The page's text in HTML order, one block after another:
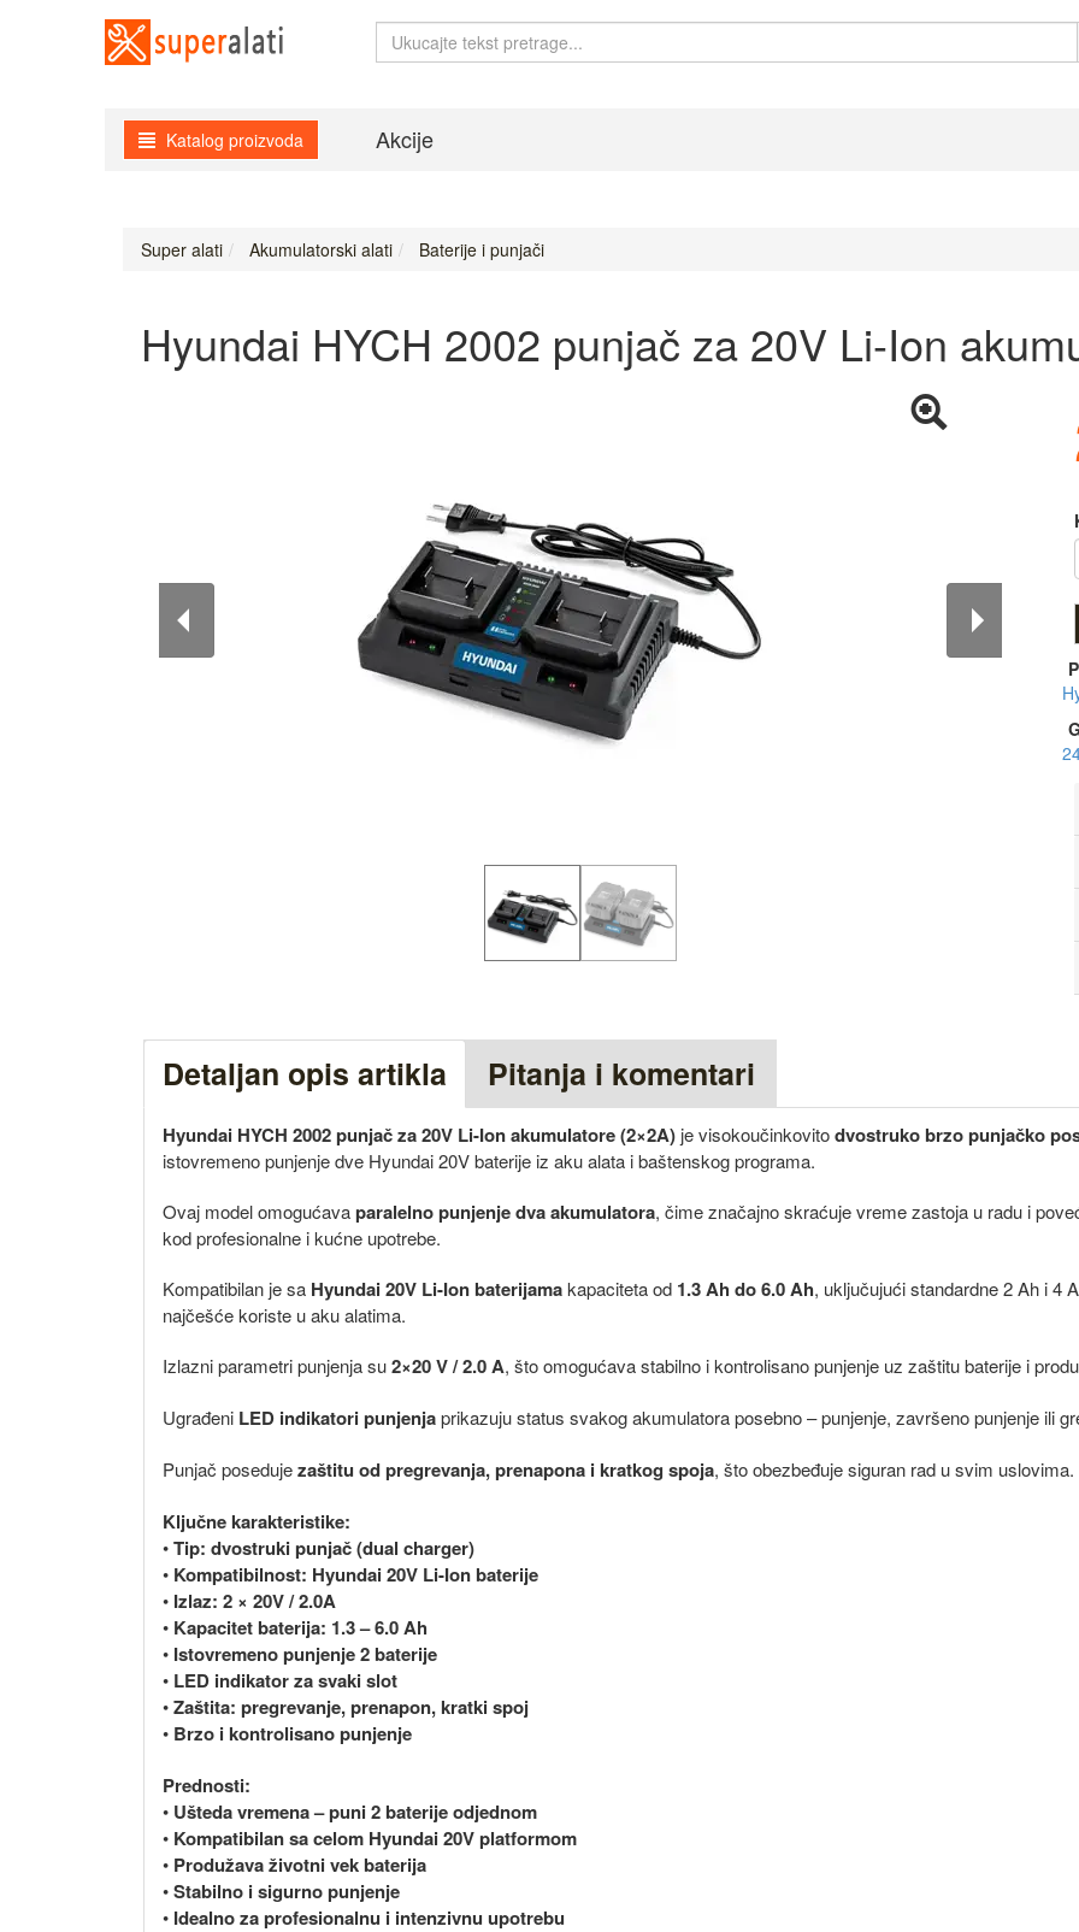
Katalog proizvoda Akcije
Super alati Akumulatorski alati Baterije i punjači
Hyundai HYCH 2002 punjač za 20V Li-Ion
Detaljan opis artikla Pitanja i komentari
Hyundai HYCH 2002 punjač za 20V Li-Ion akumulatore (2×2A) je visokoučinkovitodvostruko brzo punjačko
istovremeno punjenje dve Hyundai 20V baterije iz aku alata i baštenskog programa.
Ovaj model omogućavaparalelno punjenje dva akumulatora, čime značajno skraćuje vreme zastoja u radu i
kod profesionalne i kućne upotrebe.
Kompatibilan je sa Hyundai 20V Li-Ion baterijamakapaciteta od 1.3 Ah do 6.0 Ah, uključujući standardne 2 Ah i 4
najčešće koriste u aku alatima.
Izlazni parametri punjenja su2×20 V / 2.0 A, što omogućava stabilno i kontrolisano punjenje uz zaštitu baterije i
Ugrađeni LED indikatori punjenjaprikazuju status svakog akumulatora posebno – punjenje, završeno punjenje ili
Punjač posedujezaštitu od pregrevanja, prenapona i kratkog spoja, što obezbeđuje siguran rad u svim uslovima.
Ključne karakteristike:
•Tip: dvostruki punjač (dual charger)
• Kompatibilnost: Hyundai 20V Li-Ion baterije
• Izlaz: 2 × 20V / 2.0A
• Kapacitet baterija: 1.3 – 6.0 Ah
• Istovremeno punjenje 2 baterije
• LED indikator za svaki slot
•Zaštita: pregrevanje, prenapon, kratki spoj
• Brzo i kontrolisano punjenje
Prednosti:
• Ušteda vremena – puni 2 baterije odjednom
• Kompatibilan sa celom Hyundai 20V platformom
• Produžava životni vek baterija
•Stabilno i sigurno punjenje
• Idealno za profesionalnu i intenzivnu upotrebu